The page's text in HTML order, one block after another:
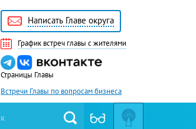
Написать Главе округа
График встреч главы с жителями
Страницы Главы
Встречи Главы по вопросам бизнеса